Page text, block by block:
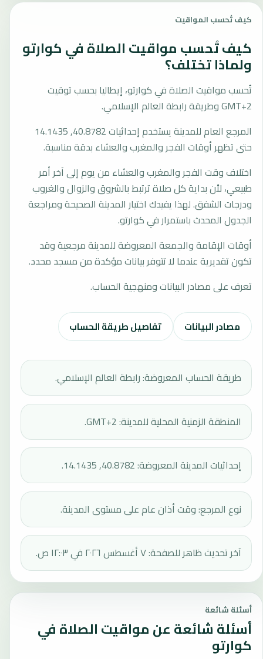
كيف تُحسب المواقيت
كيف تُحسب مواقيت الصلاة في كوارتو
ولماذا تختلف؟
تُحسب مواقيت الصلاة في كوارتو، إيطاليا بحسب توقيت
GMT+2 وطريقة رابطة العالم الإسلامي.
المرجع العام للمدينة يستخدم إحداثيات 40.8782, 14.1435
حتى تظهر أوقات الفجر والمغرب والعشاء بدقة مناسبة.
اختلاف وقت الفجر والمغرب والعشاء من يوم إلى آخر أمر
طبيعي، لأن بداية كل صلاة ترتبط بالشروق والزوال والغروب
ودرجات الشفق. لهذا يفيدك اختيار المدينة الصحيحة ومراجعة
الجدول المحدث باستمرار في كوارتو.
أوقات الإقامة والجمعة المعروضة للمدينة مرجعية وقد
تكون تقديرية عندما لا تتوفر بيانات مؤكدة من مسجد محدد.
تعرف على مصادر البيانات ومنهجية الحساب.
مصادر البيانات تفاصيل طريقة الحساب
طريقة الحساب المعروضة: رابطة العالم الإسلامي.
المنطقة الزمنية المحلية للمدينة: GMT+2.
إحداثيات المدينة المعروضة: 40.8782, 14.1435.
نوع المرجع: وقت أذان عام على مستوى المدينة.
آخر تحديث ظاهر للصفحة: ٧ أغسطس ٢٠٢٦ في ١٢:٠٣ ص.
أسئلة شائعة
أسئلة شائعة عن مواقيت الصلاة في
كوارتو